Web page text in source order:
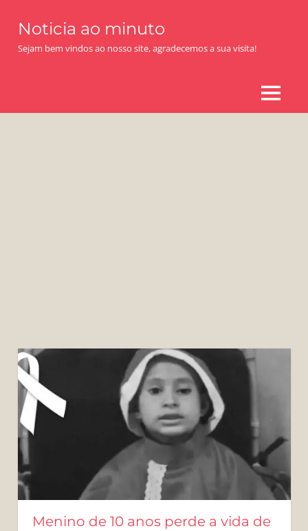
content
Noticia ao minuto
Sejam bem vindos ao nosso site, agradecemos a sua visita!
MENU
Menino de 10 anos perde a vida de